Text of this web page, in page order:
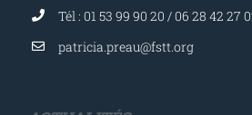
Tél : 01 53 99 90 20 / 06 28 42 27
patricia.preau@fstt.org